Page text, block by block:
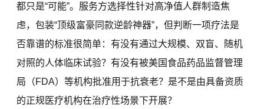
都只是“可能”。服务方选择性针对高净值人群制造焦
虑，包装“顶级富豪同款逆龄神器”，但判断一项疗法是
否靠谱的标准很简单：有没有通过大规模、双盲、随机
对照的人体临床试验？有没有被美国食品药品监督管理
局（FDA）等机构批准用于抗衰老？是不是由具备资质
的正规医疗机构在治疗性场景下开展？